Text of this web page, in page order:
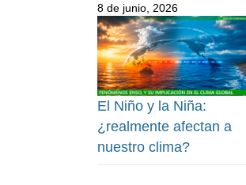
8 de junio, 2026
El Niño y la Niña:
¿realmente afectan a
nuestro clima?